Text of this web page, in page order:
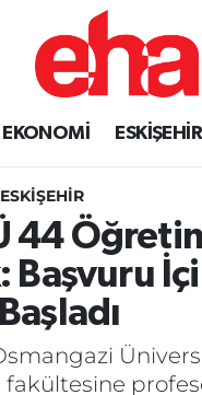
EKONOMİ
ESKİŞEHİR
44
Başvuru
fakültesine